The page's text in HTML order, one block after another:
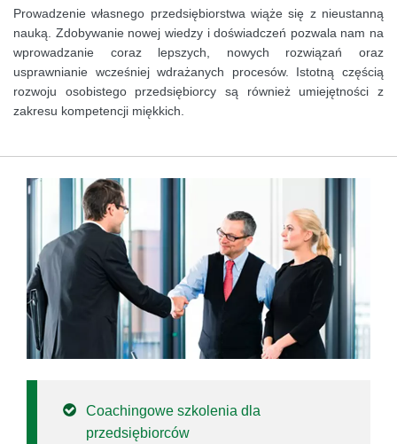
Prowadzenie własnego przedsiębiorstwa wiąże się z nieustanną
nauką. Zdobywanie nowej wiedzy i doświadczeń pozwala nam na
wprowadzanie coraz lepszych, nowych rozwiązań oraz
usprawnianie wcześniej wdrażanych procesów. Istotną częścią
rozwoju osobistego przedsiębiorcy są również umiejętności z
zakresu kompetencji miękkich.
Coachingowe szkolenia dla
przedsiębiorców